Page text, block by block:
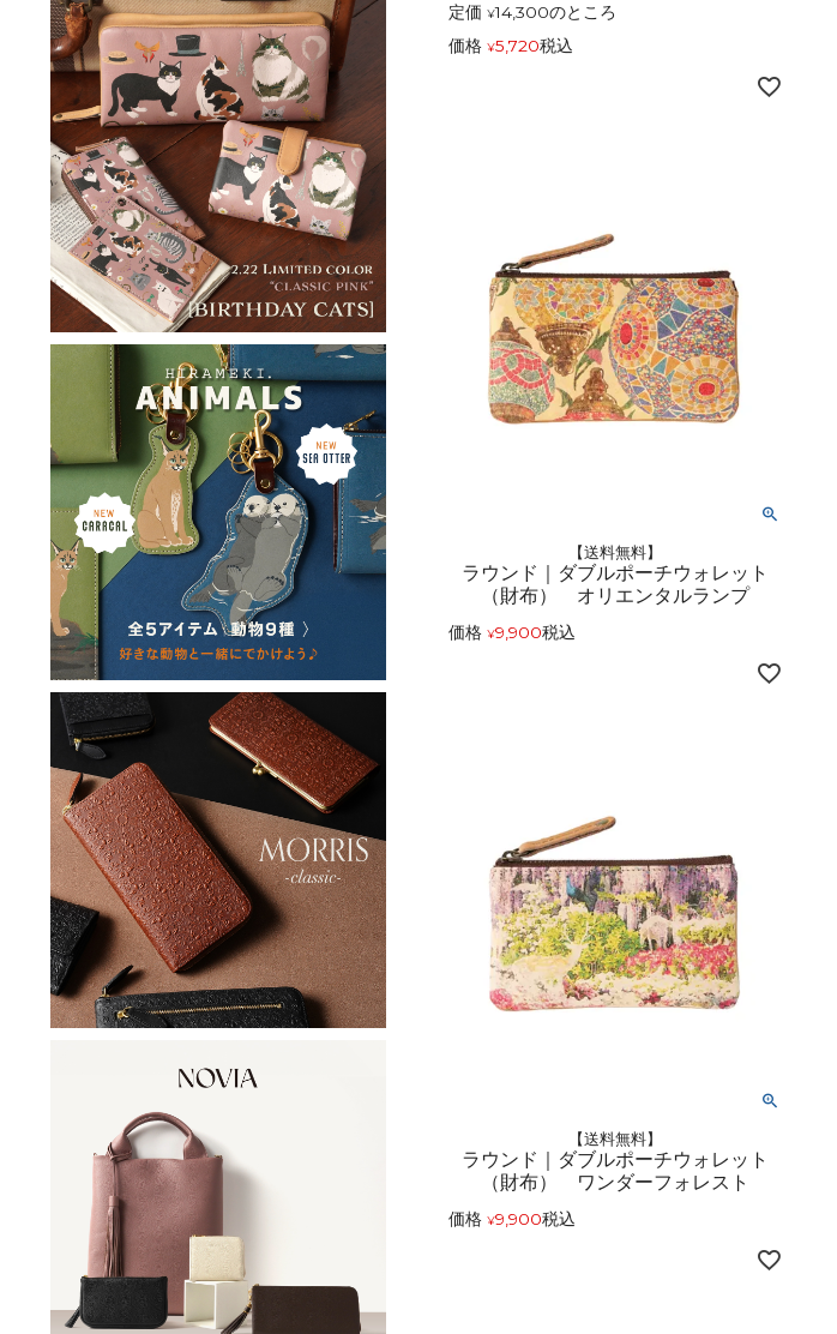
定価 ¥14,300のところ
価格 ¥5,720税込
【送料無料】
ラウンド｜ダブルポーチウォレット
（財布） オリエンタルランプ
価格 ¥9,900税込
【送料無料】
ラウンド｜ダブルポーチウォレット
（財布） ワンダーフォレスト
価格 ¥9,900税込